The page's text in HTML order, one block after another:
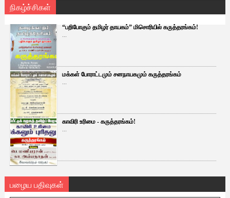
நிகழ்ச்சிகள்
“பறிபோகும் தமிழர் தாயகம்” மிசொரியில் கருத்தரங்கம்!
...
மக்கள் போராட்டமும் சனநாயகமும் கருத்தரங்கம்
...
காவிரி உரிமை - கருத்தரங்கம்!
...
பழைய பதிவுகள்